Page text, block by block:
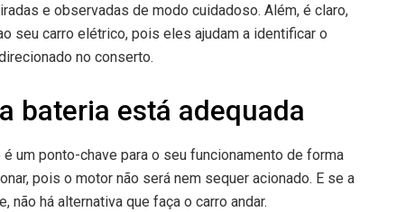
e observadas de modo cuidadoso. Além, é claro,
seu carro elétrico, pois eles ajudam a identificar o
no conserto.
bateria está adequada
um ponto-chave para o seu funcionamento de forma
pois o motor não será nem sequer acionado. E se a
não há alternativa que faça o carro andar.